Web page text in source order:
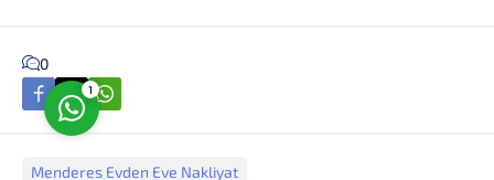
0
Menderes Evden Eve Nakliyat
1